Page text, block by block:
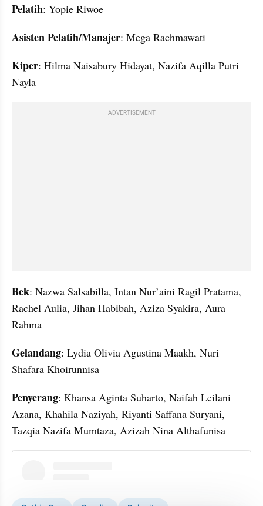
Pelatih: Yopie Riwoe
Asisten Pelatih/Manajer: Mega Rachmawati
Kiper: Hilma Naisabury Hidayat, Nazifa Aqilla Putri
Nayla
ADVERTISEMENT
Bek: Nazwa Salsabilla, Intan Nur’aini Ragil Pratama,
Rachel Aulia, Jihan Habibah, Aziza Syakira, Aura
Rahma
Gelandang: Lydia Olivia Agustina Maakh, Nuri
Shafara Khoirunnisa
Penyerang: Khansa Aginta Suharto, Naifah Leilani
Azana, Khahila Naziyah, Riyanti Saffana Suryani,
Tazqia Nazifa Mumtaza, Azizah Nina Althafunisa